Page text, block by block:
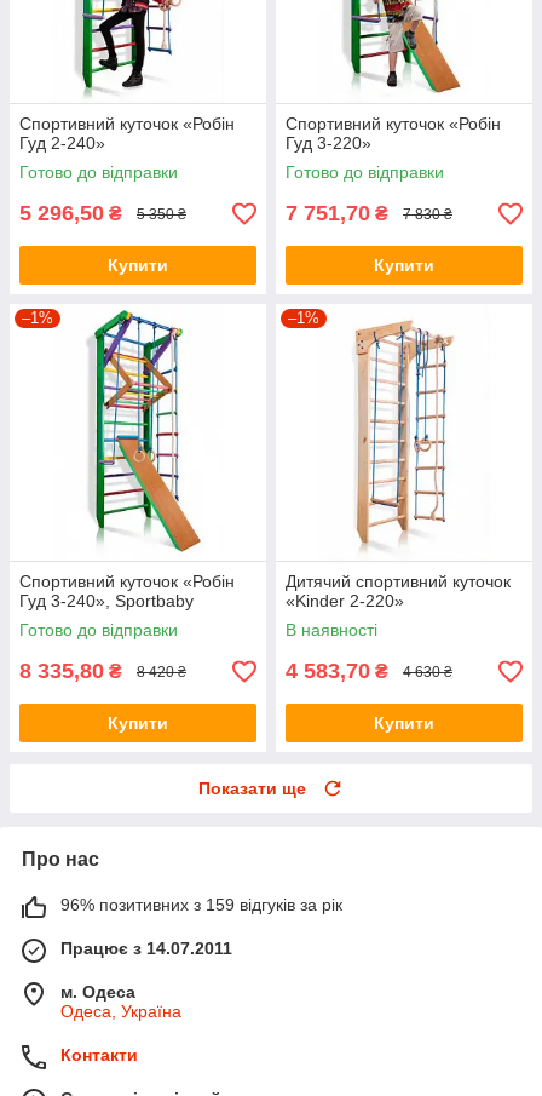
Спортивний куточок «Робін
Гуд 2-240»
Готово до відправки
5 296,50 ₴ 5 350 ₴
Купити
Спортивний куточок «Робін
Гуд 3-220»
Готово до відправки
7 751,70 ₴ 7 830 ₴
Купити
–1%
Спортивний куточок «Робін
Гуд 3-240», Sportbaby
Готово до відправки
8 335,80 ₴ 8 420 ₴
Купити
–1%
Дитячий спортивний куточок
«Kinder 2-220»
В наявності
4 583,70 ₴ 4 630 ₴
Купити
Показати ще
Про нас
96% позитивних з 159 відгуків за рік
Працює з 14.07.2011
м. Одеса
Одеса, Україна
Контакти